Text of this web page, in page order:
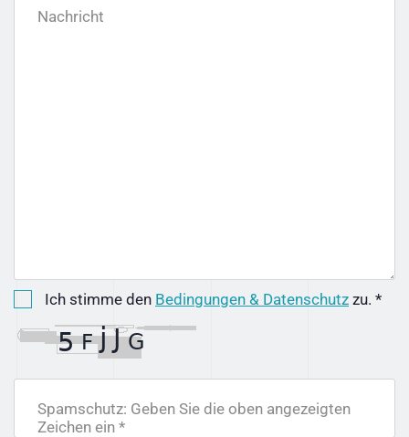
Nachricht
Ich stimme den Bedingungen & Datenschutz zu. *
Spamschutz: Geben Sie die oben angezeigten
Zeichen ein *